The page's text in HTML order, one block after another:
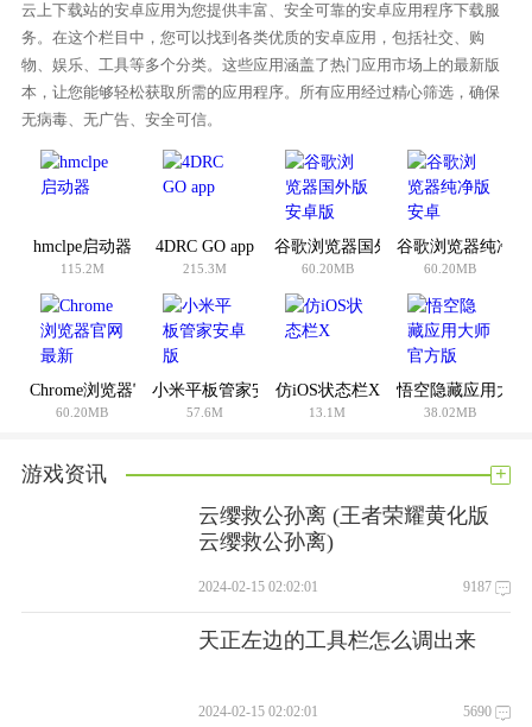
需支付违约金。同时，它还提供租金减免。租期越长，租金越
便宜。它解决了租赁期间司机归还汽车不灵活和每月租赁价格
过高的问题。
对于网约车司机来说，汽车是一种生产工具，他们的租车意愿
与他们的收入水平、接单技能和个人意愿密切相关。很多新动
能刚刚进入行业，需要一段时间的“适应期”。为了帮助司机更
好地了解和适应这个行业，该方案是专门为网约车司机群体设
计的。
目前，“随租随租”项目仅在小菊租车平台上线。司机可以在滴
滴车主处下单，在线签署标准化租车合同，并通过小聚租车配
送中心预约取车。
据报道，小菊租车配送中心已覆盖40个城市。司机提车时，配
送中心的工作人员会再次确认合同、租金、租赁方式、风险等
进行85项车辆测试，以确保车辆的安全。
云上下载站的安卓应用为您提供丰富、安全可靠的安卓应用程序下载服
务。在这个栏目中，您可以找到各类优质的安卓应用，包括社交、购
物、娱乐、工具等多个分类。这些应用涵盖了热门应用市场上的最新版
本，让您能够轻松获取所需的应用程序。所有应用经过精心筛选，确保
无病毒、无广告、安全可信。
hmclpe启动器
115.2M
4DRC GO app
215.3M
谷歌浏览器国外版安卓版
60.20MB
谷歌浏览器纯净
60.20MB
Chrome浏览器官网最新
60.20MB
小米平板管家安卓版
57.6M
仿iOS状态栏X
13.1M
悟空隐藏应用大
38.02MB
游戏资讯 +
云缨救公孙离 (王者荣耀黄化版
云缨救公孙离)
2024-02-15 02:02:01 9187
天正左边的工具栏怎么调出来
2024-02-15 02:02:01 5690